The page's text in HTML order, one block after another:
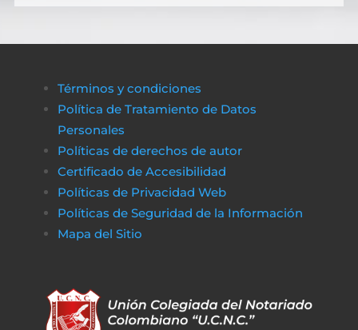
Términos y condiciones
Política de Tratamiento de Datos
Personales
Políticas de derechos de autor
Certificado de Accesibilidad
Políticas de Privacidad Web
Políticas de Seguridad de la Información
Mapa del Sitio